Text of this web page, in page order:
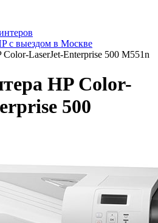
с выездом в Москве
LaserJet-Enterprise 500 M551n
HP Color-
500